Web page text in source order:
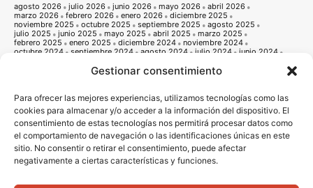
Gestionar consentimiento
Para ofrecer las mejores experiencias, utilizamos tecnologías como las
cookies para almacenar y/o acceder a la información del dispositivo. El
consentimiento de estas tecnologías nos permitirá procesar datos como
el comportamiento de navegación o las identificaciones únicas en este
sitio. No consentir o retirar el consentimiento, puede afectar
negativamente a ciertas características y funciones.
agosto 2026 julio 2026 junio 2026 mayo 2026
abril 2026
marzo 2026
febrero 2026 enero 2026
diciembre 2025
noviembre 2025
octubre 2025 septiembre 2025
agosto 2025
julio 2025
junio 2025 mayo 2025 abril 2025
marzo 2025
febrero 2025
enero 2025 diciembre 2024
noviembre 2024
octubre 2024
septiembre 2024 agosto 2024 julio 2024
junio 2024
noviembre 2023 octubre 2023
septiembre 2023
julio 2023 junio 2023 mayo 2023
abril 2023
noviembre 2022
octubre 2022 septiembre 2022
agosto 2022
julio 2022
junio 2022 mayo 2022 abril 2022
marzo 2022
febrero 2022
enero 2022 diciembre 2021
noviembre 2021
octubre 2021
septiembre 2021 agosto 2021 julio 2021
junio 2021
mayo 2021
abril 2021 marzo 2021 febrero 2021
enero 2021
diciembre 2020
noviembre 2020 octubre 2020
septiembre 2020
agosto 2020
julio 2020 junio 2020 mayo 2020
abril 2020
marzo 2020
febrero 2020 enero 2020 diciembre 2019
octubre 2019
agosto 2019